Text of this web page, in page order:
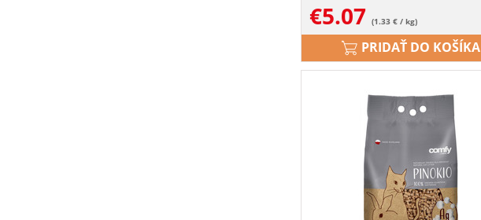
€5.07 (1.33 € / kg)
PRIDAŤ DO KOŠÍKA